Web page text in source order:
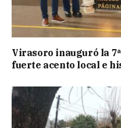
Virasoro inauguró la
fuerte acento local e